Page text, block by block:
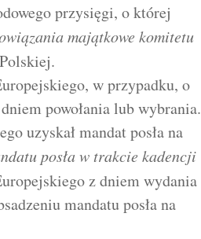
przysięgi, o której
majątkowe komitetu
w przypadku, o
powołania lub wybrania.
uzyskał mandat posła na
posła w trakcie kadencji
z dniem wydania
mandatu posła na